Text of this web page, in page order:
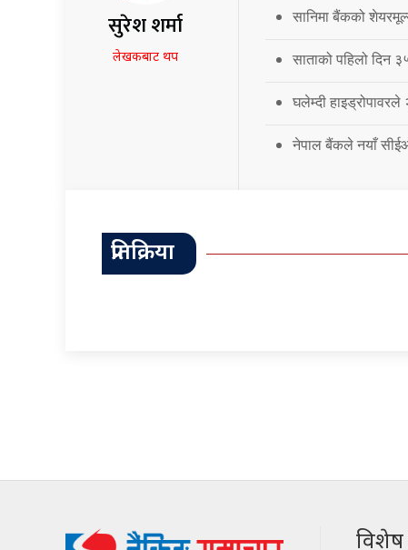
सुरेश शर्मा
लेखकबाट थप
सानिमा बैंकको
साताको पहिलो दिन
घलेम्दी हाइड्रोपावरले
नेपाल बैंकले नयाँ
प्रतिक्रिया
विशेष